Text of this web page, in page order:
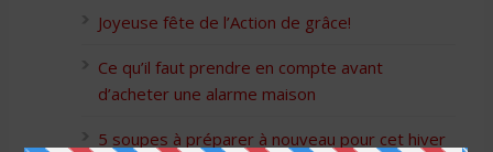
Joyeuse fête de l’Action de grâce!
Ce qu’il faut prendre en compte avant
d’acheter une alarme maison
5 soupes à préparer à nouveau pour cet hiver